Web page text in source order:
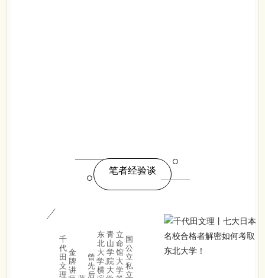
笔者经验谈
千
代
田
文
理
金
牌
讲
曾
先
后
东
北
大
学、
横
青
山
学
院
大
立
命
馆
大
学
国
公
立
私
立